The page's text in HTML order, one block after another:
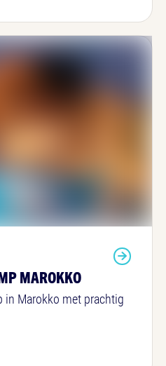
MAROKKO
in Marokko met prachtig